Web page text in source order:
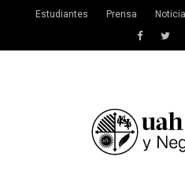
Estudiantes Prensa
Facebook